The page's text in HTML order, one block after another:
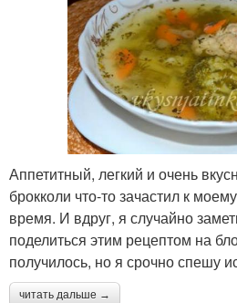
Аппетитный, легкий и очень
брокколи что-то зачастил к
время. И вдруг, я случайно
поделиться этим рецептом на
получилось, но я срочно спешу
читать дальше →